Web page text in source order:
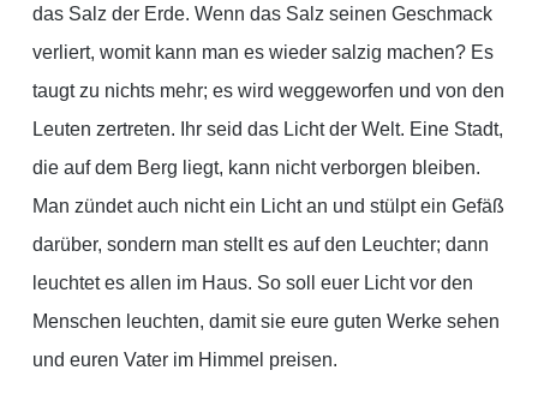
das Salz der Erde. Wenn das Salz seinen Geschmack
verliert, womit kann man es wieder salzig machen? Es
taugt zu nichts mehr; es wird weggeworfen und von den
Leuten zertreten. Ihr seid das Licht der Welt. Eine Stadt,
die auf dem Berg liegt, kann nicht verborgen bleiben.
Man zündet auch nicht ein Licht an und stülpt ein Gefäß
darüber, sondern man stellt es auf den Leuchter; dann
leuchtet es allen im Haus. So soll euer Licht vor den
Menschen leuchten, damit sie eure guten Werke sehen
und euren Vater im Himmel preisen.